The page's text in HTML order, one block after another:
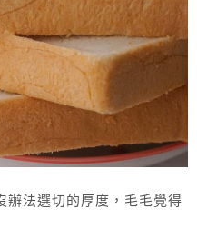
辦法選切的厚度，毛毛覺得